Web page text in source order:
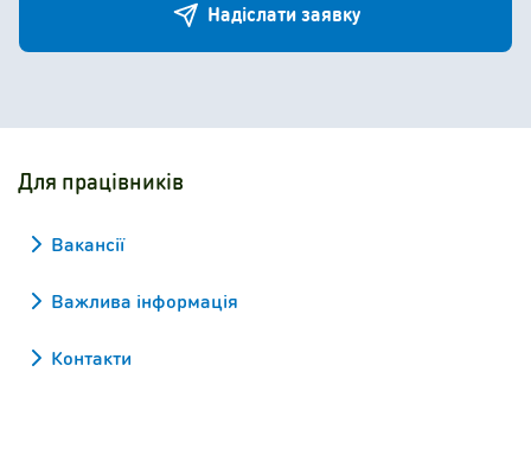
Надіслати заявку
Для працівників
Вакансії
Важлива інформація
Контакти